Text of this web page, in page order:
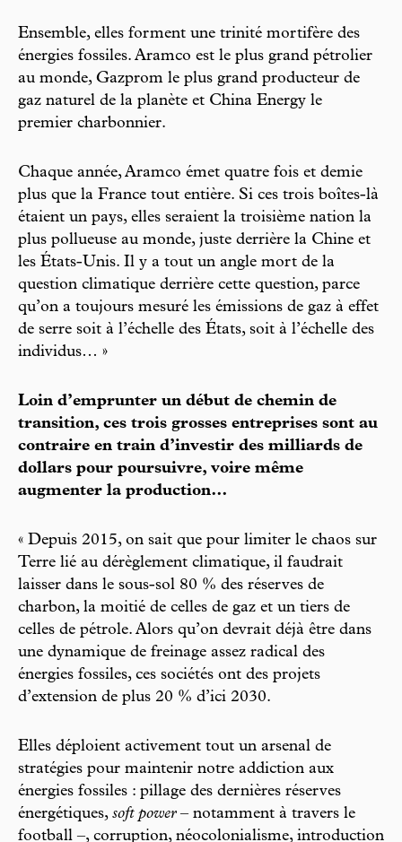
Ensemble, elles forment une trinité mortifère des
énergies fossiles. Aramco est le plus grand pétrolier
au monde, Gazprom le plus grand producteur de
gaz naturel de la planète et China Energy le
premier charbonnier.
Chaque année, Aramco émet quatre fois et demie
plus que la France tout entière. Si ces trois boîtes-là
étaient un pays, elles seraient la troisième nation la
plus pollueuse au monde, juste derrière la Chine et
les États-Unis. Il y a tout un angle mort de la
question climatique derrière cette question, parce
qu’on a toujours mesuré les émissions de gaz à effet
de serre soit à l’échelle des États, soit à l’échelle des
individus… »
Loin d’emprunter un début de chemin de
transition, ces trois grosses entreprises sont au
contraire en train d’investir des milliards de
dollars pour poursuivre, voire même
augmenter la production…
« Depuis 2015, on sait que pour limiter le chaos sur
Terre lié au dérèglement climatique, il faudrait
laisser dans le sous-sol 80 % des réserves de
charbon, la moitié de celles de gaz et un tiers de
celles de pétrole. Alors qu’on devrait déjà être dans
une dynamique de freinage assez radical des
énergies fossiles, ces sociétés ont des projets
d’extension de plus 20 % d’ici 2030.
Elles déploient activement tout un arsenal de
stratégies pour maintenir notre addiction aux
énergies fossiles : pillage des dernières réserves
énergétiques, soft power– notamment à travers le
football –, corruption, néocolonialisme, introduction